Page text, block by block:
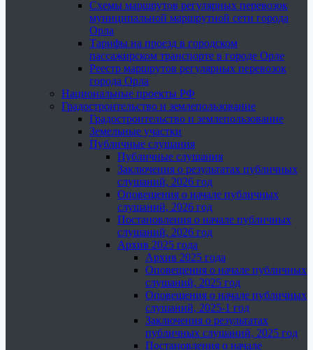
Схемы маршрутов регулярных перевозок
муниципальной маршрутной сети города
Орла
Тарифы на проезд в городском
пассажирском транспорте в городе Орле
Реестр маршрутов регулярных перевозок
города Орла
Национальные проекты РФ
Градостроительство и землепользование
Градостроительство и землепользование
Земельные участки
Публичные слушания
Публичные слушания
Заключения о результатах публичных
слушаний, 2026 год
Оповещения о начале публичных
слушаний, 2026 год
Постановления о начале публичных
слушаний, 2026 год
Архив 2025 года
Архив 2025 года
Оповещения о начале публичных
слушаний, 2025 год
Оповещения о начале публичных
слушаний, 2025-1 год
Заключения о результатах
публичных слушаний, 2025 год
Постановления о начале